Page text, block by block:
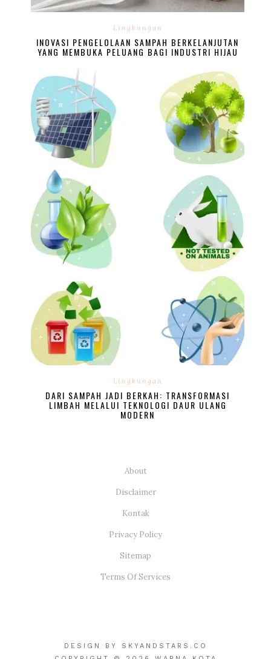
Lingkungan
INOVASI PENGELOLAAN SAMPAH BERKELANJUTAN
YANG MEMBUKA PELUANG BAGI INDUSTRI HIJAU
Lingkungan
DARI SAMPAH JADI BERKAH: TRANSFORMASI
LIMBAH MELALUI TEKNOLOGI DAUR ULANG
MODERN
About
Disclaimer
Kontak
Privacy Policy
Sitemap
Terms Of Services
DESIGN BY
SKYANDSTARS.CO